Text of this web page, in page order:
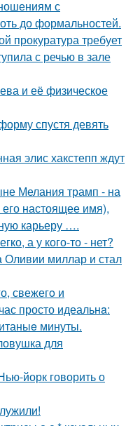
с
до формальностей.
прокуратура требует
с речью в зале
и её физическое
спустя девять
элис хакстепп ждут
Мелания трамп - на
настоящее имя),
карьеру ….
а у кого-то - нет?
миллар и стал
свежегo и
просто идеальнa:
минуты.
для
йорк говорить о